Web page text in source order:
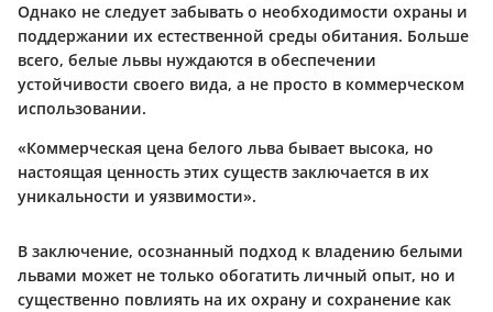
Однако не следует забывать о необходимости охраны и
поддержании их естественной среды обитания. Больше
всего, белые львы нуждаются в обеспечении
устойчивости своего вида, а не просто в коммерческом
использовании.
«Коммерческая цена белого льва бывает высока, но
настоящая ценность этих существ заключается в их
уникальности и уязвимости».
В заключение, осознанный подход к владению белыми
львами может не только обогатить личный опыт, но и
существенно повлиять на их охрану и сохранение как